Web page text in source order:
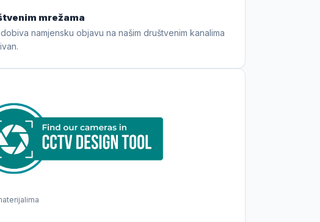
mrežama
namjensku objavu na našim društvenim kanalima